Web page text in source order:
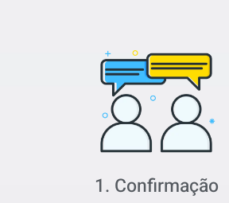
1. Confirmação